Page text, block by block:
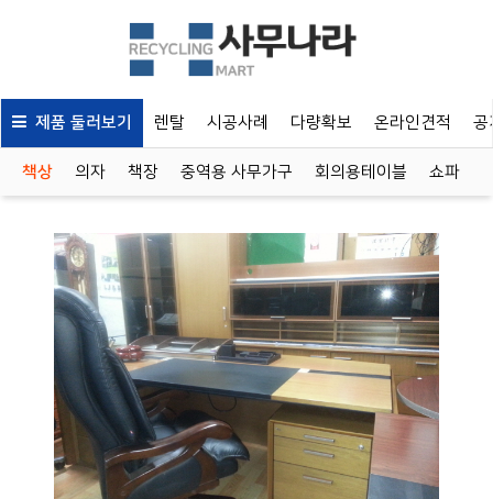
제품 둘러보기 렌탈 시공사례 다량확보 온라인견적 공
책상 의자 책장 중역용 사무가구 회의용테이블 쇼파